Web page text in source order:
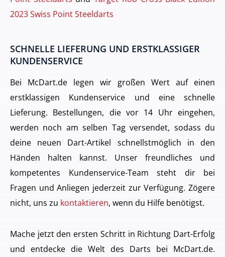
2023 Swiss Point Steeldarts
SCHNELLE LIEFERUNG UND ERSTKLASSIGER
KUNDENSERVICE
Bei McDart.de legen wir großen Wert auf einen
erstklassigen Kundenservice und eine schnelle
Lieferung. Bestellungen, die vor 14 Uhr eingehen,
werden noch am selben Tag versendet, sodass du
deine neuen Dart-Artikel schnellstmöglich in den
Händen halten kannst. Unser freundliches und
kompetentes Kundenservice-Team steht dir bei
Fragen und Anliegen jederzeit zur Verfügung. Zögere
nicht, uns zu kontaktieren, wenn du Hilfe benötigst.
Mache jetzt den ersten Schritt in Richtung Dart-Erfolg
und entdecke die Welt des Darts bei McDart.de.